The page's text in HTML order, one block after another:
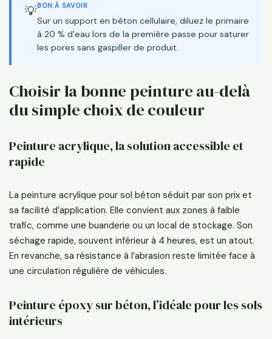
💡BON À SAVOIR
Sur un support en béton cellulaire, diluez le primaire
à 20 % d’eau lors de la première passe pour saturer
les pores sans gaspiller de produit.
Choisir la bonne peinture au-delà
du simple choix de couleur
Peinture acrylique, la solution accessible et
rapide
La peinture acrylique pour sol béton séduit par son prix et
sa facilité d’application. Elle convient aux zones à faible
trafic, comme une buanderie ou un local de stockage. Son
séchage rapide, souvent inférieur à 4 heures, est un atout.
En revanche, sa résistance à l’abrasion reste limitée face à
une circulation régulière de véhicules.
Peinture époxy sur béton, l’idéale pour les sols
intérieurs